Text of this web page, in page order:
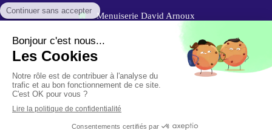
Menuiserie David Arnoux
Afficher le téléphone
Demander un devis